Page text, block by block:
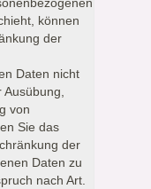
können
der
Daten nicht
Ausübung,
von
Sie das
der
Daten zu
nach Art.